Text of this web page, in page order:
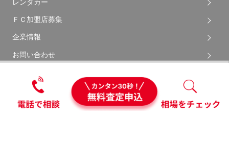
レンタカー
ＦＣ加盟店募集
企業情報
お問い合わせ